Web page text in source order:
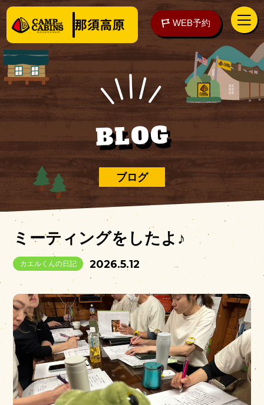
WEB予約
泊まる
楽しむ
ご予約の前に
アクセス WEB予約
営業時間|お知らせ
ブログ
BLOG
ミーティングをしたよ♪
カエルくんの日記 2026.5.12